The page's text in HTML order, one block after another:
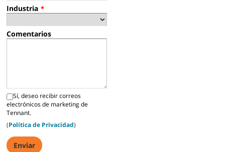
Industria *
Comentarios
Sí, deseo recibir correos
electrónicos de marketing de
Tennant.
(Política de Privacidad)